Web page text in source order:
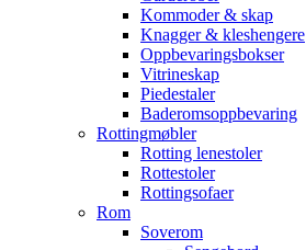
Kommoder & skap
Knagger & kleshengere
Oppbevaringsbokser
Vitrineskap
Piedestaler
Baderomsoppbevaring
Rottingmøbler
Rotting lenestoler
Rottestoler
Rottingsofaer
Rom
Soverom